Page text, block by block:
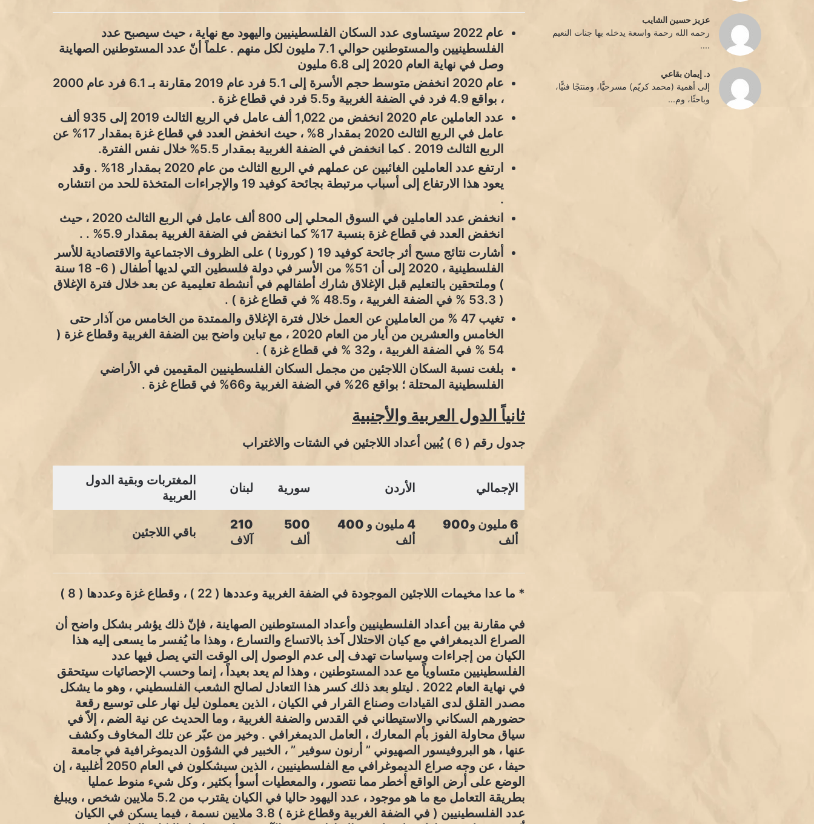
عام 2022 سيتساوى عدد السكان الفلسطينيين واليهود مع نهاية ، حيث سيصبح عدد
الفلسطينيين والمستوطنين حوالي 7.1 مليون لكل منهم . علماً أنّ عدد المستوطنين الصهاينة
وصل في نهاية العام 2020 إلى 6.8 مليون
عام 2020 انخفض متوسط حجم الأسرة إلى 5.1 فرد عام 2019 مقارنة بـ 6.1 فرد عام 2000
، بواقع 4.9 فرد في الضفة الغربية و5.5 فرد في قطاع غزة .
عدد العاملين عام 2020 انخفض من 1,022 ألف عامل في الربع الثالث 2019 إلى 935 ألف
عامل في الربع الثالث 2020 بمقدار 8% ، حيث انخفض العدد في قطاع غزة بمقدار 17% عن
الربع الثالث 2019 . كما انخفض في الضفة الغربية بمقدار 5.5% خلال نفس الفترة.
ارتفع عدد العاملين الغائبين عن عملهم في الربع الثالث من عام 2020 بمقدار 18% . وقد
يعود هذا الارتفاع إلى أسباب مرتبطة بجائحة كوفيد 19 والإجراءات المتخذة للحد من انتشاره
.
انخفض عدد العاملين في السوق المحلي إلى 800 ألف عامل في الربع الثالث 2020 ، حيث
انخفض العدد في قطاع غزة بنسبة 17% كما انخفض في الضفة الغربية بمقدار 5.9% . .
أشارت نتائج مسح أثر جائحة كوفيد 19 ( كورونا ) على الظروف الاجتماعية والاقتصادية للأسر
الفلسطينية ، 2020 إلى أن 51% من الأسر في دولة فلسطين التي لديها أطفال ( 6- 18 سنة
) وملتحقين بالتعليم قبل الإغلاق شارك أطفالهم في أنشطة تعليمية عن بعد خلال فترة الإغلاق
( 53.3 % في الضفة الغربية ، و48.5 % في قطاع غزة ) .
تغيب 47 % من العاملين عن العمل خلال فترة الإغلاق والممتدة من الخامس من آذار حتى
الخامس والعشرين من أيار من العام 2020 ، مع تباين واضح بين الضفة الغربية وقطاع غزة (
54 % في الضفة الغربية ، و32 % في قطاع غزة ) .
بلغت نسبة السكان اللاجئين من مجمل السكان الفلسطينيين المقيمين في الأراضي
الفلسطينية المحتلة ؛ بواقع 26% في الضفة الغربية و66% في قطاع غزة .
ثانياً الدول العربية والأجنبية
جدول رقم ( 6 ) يُبين أعداد اللاجئين في الشتات والاغتراب
الإجمالي الأردن سورية لبنان
المغتربات وبقية الدول
العربية
6 مليون و900
ألف
4 مليون و 400
ألف
500
ألف
210
آلاف
باقي اللاجئين
* ما عدا مخيمات اللاجئين الموجودة في الضفة الغربية وعددها ( 22 ) ، وقطاع غزة وعددها ( 8 )
في مقارنة بين أعداد الفلسطينيين وأعداد المستوطنين الصهاينة ، فإنّ ذلك يؤشر بشكل واضح أن
الصراع الديمغرافي مع كيان الاحتلال آخذ بالاتساع والتسارع ، وهذا ما يُفسر ما يسعى إليه هذا
الكيان من إجراءات وسياسات تهدف إلى عدم الوصول إلى الوقت التي يصل فيها عدد
الفلسطينيين متساوياً مع عدد المستوطنين ، وهذا لم يعد بعيداً ، إنما وحسب الإحصائيات سيتحقق
في نهاية العام 2022 . ليتلو بعد ذلك كسر هذا التعادل لصالح الشعب الفلسطيني ، وهو ما يشكل
مصدر القلق لدى القيادات وصناع القرار في الكيان ، الذين يعملون ليل نهار على توسيع رقعة
حضورهم السكاني والاستيطاني في القدس والضفة الغربية ، وما الحديث عن نية الضم ، إلاّ في
سياق محاولة الفوز بأم المعارك ، العامل الديمغرافي . وخير من عبّر عن تلك المخاوف وكشف
عنها ، هو البروفيسور الصهيوني ” أرنون سوفير ” ، الخبير في الشؤون الديموغرافية في جامعة
حيفا ، عن وجه صراع الديموغرافي مع الفلسطينيين ، الذين سيشكلون في العام 2050 أغلبية ، إن
الوضع على أرض الواقع أخطر مما نتصور ، والمعطيات أسوأ بكثير ، وكل شيء منوط عمليا
بطريقة التعامل مع ما هو موجود ، عدد اليهود حاليا في الكيان يقترب من 5.2 ملايين شخص ، ويبلغ
عدد الفلسطينيين ( في الضفة الغربية وقطاع غزة ) 3.8 ملايين نسمة ، فيما يسكن في الكيان
عزيز حسين الشايب
رحمه الله رحمة واسعة يدخله بها جنات النعيم
....
د. إيمان بقاعي
إلى أهمية (محمد كريّم) مسرحيًّا، ومنتجًا فنيًّا،
وباحثًا، وم...